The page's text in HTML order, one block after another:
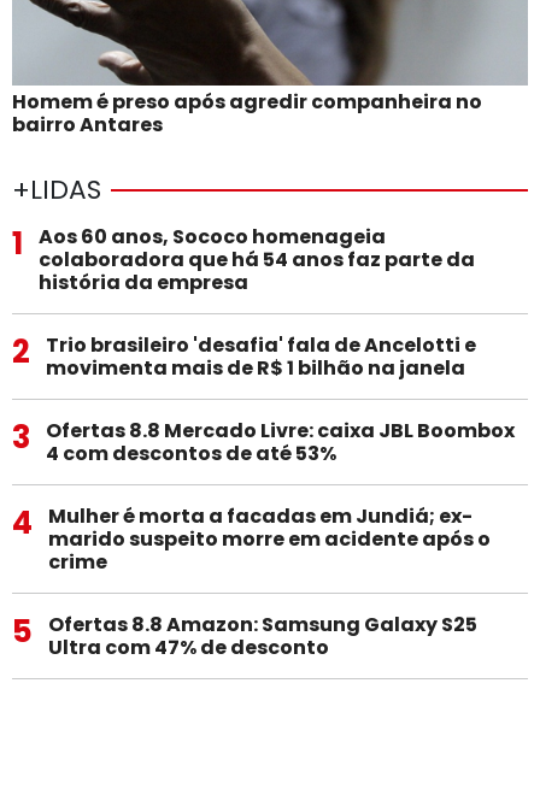
Homem é preso após agredir companheira no
bairro Antares
+LIDAS
1
Aos 60 anos, Sococo homenageia
colaboradora que há 54 anos faz parte da
história da empresa
2
Trio brasileiro 'desafia' fala de Ancelotti e
movimenta mais de R$ 1 bilhão na janela
3
Ofertas 8.8 Mercado Livre: caixa JBL Boombox
4 com descontos de até 53%
4
Mulher é morta a facadas em Jundiá; ex-
marido suspeito morre em acidente após o
crime
5
Ofertas 8.8 Amazon: Samsung Galaxy S25
Ultra com 47% de desconto